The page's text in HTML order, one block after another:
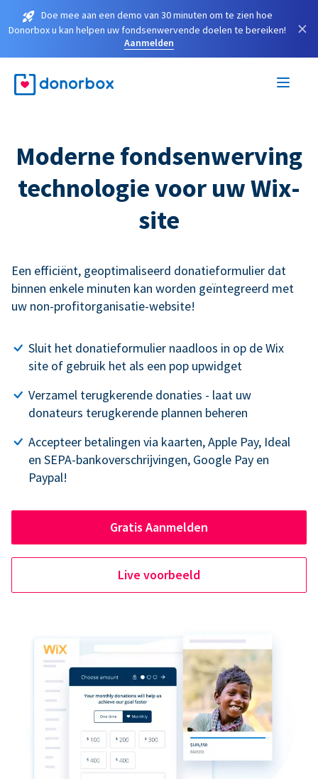
Doe mee aan een demo van 30 minuten om te zien hoe
Donorbox u kan helpen uw fondsenwervende doelen te bereiken!
Aanmelden
×
Moderne fondsenwerving
technologie voor uw Wix-
site
Een efficiënt, geoptimaliseerd donatieformulier dat
binnen enkele minuten kan worden geïntegreerd met
uw non-profitorganisatie-website!
Sluit het donatieformulier naadloos in op de Wix
site of gebruik het als een pop upwidget
Verzamel terugkerende donaties - laat uw
donateurs terugkerende plannen beheren
Accepteer betalingen via kaarten, Apple Pay, Ideal
en SEPA-bankoverschrijvingen, Google Pay en
Paypal!
Gratis Aanmelden
Live voorbeeld